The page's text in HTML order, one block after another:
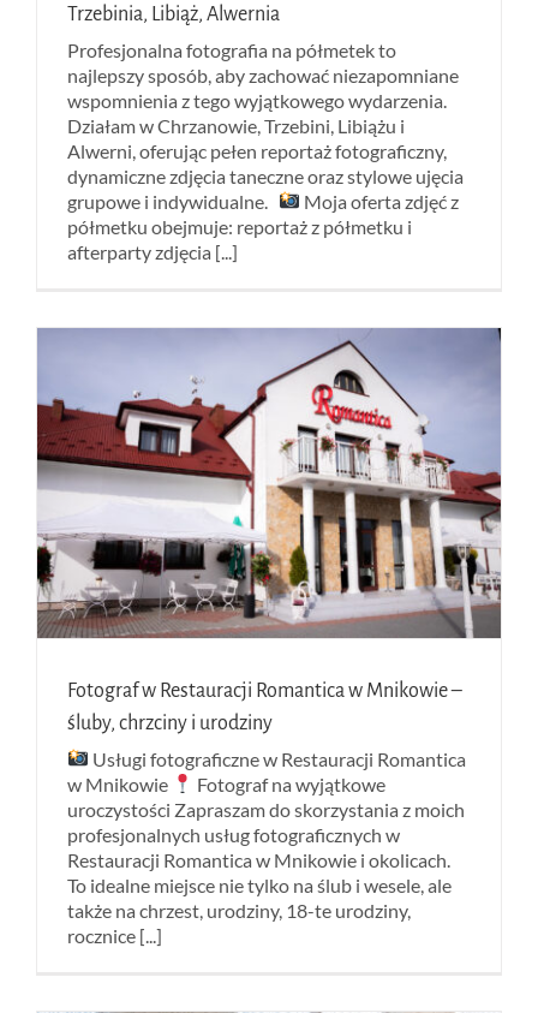
Trzebinia, Libiąż, Alwernia
Profesjonalna fotografia na półmetek to
najlepszy sposób, aby zachować niezapomniane
wspomnienia z tego wyjątkowego wydarzenia.
Działam w Chrzanowie, Trzebini, Libiążu i
Alwerni, oferując pełen reportaż fotograficzny,
dynamiczne zdjęcia taneczne oraz stylowe ujęcia
grupowe i indywidualne.
Moja oferta zdjęć z
półmetku obejmuje: reportaż z półmetku i
afterparty zdjęcia [...]
Fotograf w Restauracji Romantica w Mnikowie –
śluby, chrzciny i urodziny
Usługi fotograficzne w Restauracji Romantica
w Mnikowie
Fotograf na wyjątkowe
uroczystości Zapraszam do skorzystania z moich
profesjonalnych usług fotograficznych w
Restauracji Romantica w Mnikowie i okolicach.
To idealne miejsce nie tylko na ślub i wesele, ale
także na chrzest, urodziny, 18-te urodziny,
rocznice [...]